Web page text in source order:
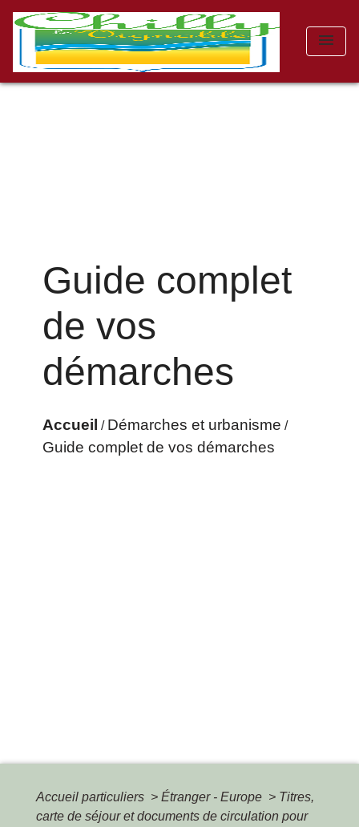
menu
Guide complet
de vos
démarches
Accueil / Démarches et urbanisme /
Guide complet de vos démarches
Accueil particuliers > Étranger - Europe > Titres,
carte de séjour et documents de circulation pour